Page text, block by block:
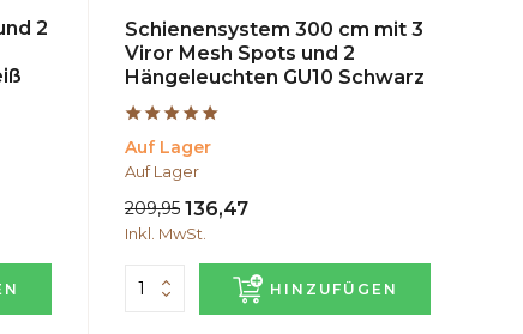
2
Schienensystem 300 cm mit 3
Viror Mesh Spots und 2
Hängeleuchten GU10 Schwarz
Auf Lager
Auf Lager
209,95 136,47
Inkl. MwSt.
HINZUFÜGEN